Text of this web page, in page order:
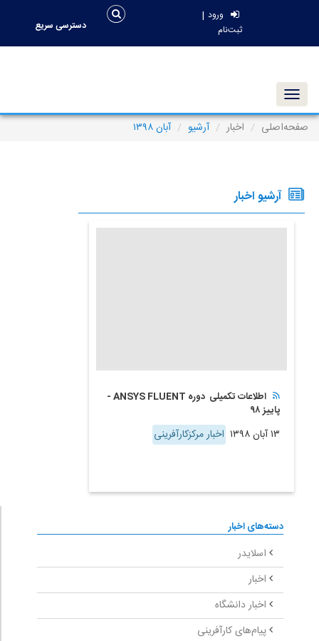
ورود |
ثبت‌نام دسترسی سریع
Toggle navigation
صفحه‌اصلی
اخبار آرشیو آبان ۱۳۹۸
آرشیو اخبار
اطلاعات تکمیلی دوره ANSYS FLUENT -
پاییز ۹۸
۱۳ آبان ۱۳۹۸ اخبار مرکزکارآفرینی
دسته‌های اخبار
اسلایدر
اخبار
اخبار دانشگاه
پیام‌های کارآفرینی